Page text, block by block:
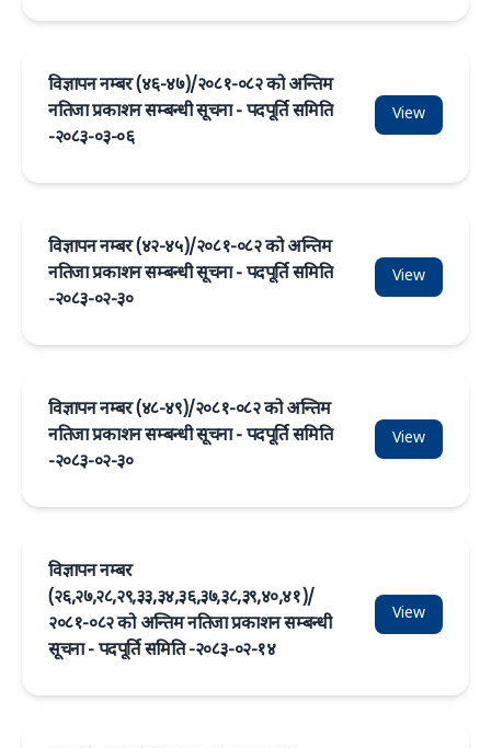
विज्ञापन नम्बर (४६-४७)/२०८१-०८२ को अन्तिम
नतिजा प्रकाशन सम्बन्धी सूचना - पदपूर्ति समिति
-२०८३-०३-०६
View
विज्ञापन नम्बर (४२-४५)/२०८१-०८२ को अन्तिम
नतिजा प्रकाशन सम्बन्धी सूचना - पदपूर्ति समिति
-२०८३-०२-३०
View
विज्ञापन नम्बर (४८-४९)/२०८१-०८२ को अन्तिम
नतिजा प्रकाशन सम्बन्धी सूचना - पदपूर्ति समिति
-२०८३-०२-३०
View
विज्ञापन नम्बर
(२६,२७,२८,२९,३३,३४,३६,३७,३८,३९,४०,४१)/
२०८१-०८२ को अन्तिम नतिजा प्रकाशन सम्बन्धी
सूचना - पदपूर्ति समिति -२०८३-०२-१४
View